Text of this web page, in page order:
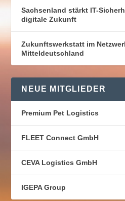
Sachsenland stärkt IT-
digitale Zukunft
Zukunftswerkstatt im
Mitteldeutschland
NEUE MITGLIEDER
Premium Pet Logistics
FLEET Connect GmbH
CEVA Logistics GmbH
IGEPA Group